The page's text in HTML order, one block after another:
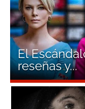
El
reseñas y...